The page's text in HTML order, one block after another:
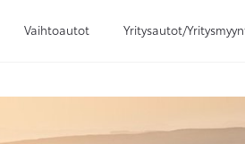
Vaihtoautot Yritysautot/